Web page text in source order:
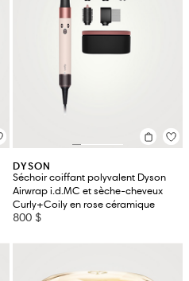
DYSON
Séchoir coiffant polyvalent Dyson
Airwrap i.d.MC et sèche-cheveux
Curly+Coily en rose céramique
800 $